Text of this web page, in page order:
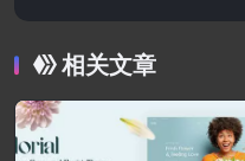
k Editor Pro 4.7.11
相关文章